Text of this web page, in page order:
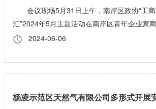
会议现场5月31日上午，南岸区政协“工商
汇”2024年5月主题活动在南岸区青年企业家
2024-06-06
杨凌示范区天然气有限公司多形式开展